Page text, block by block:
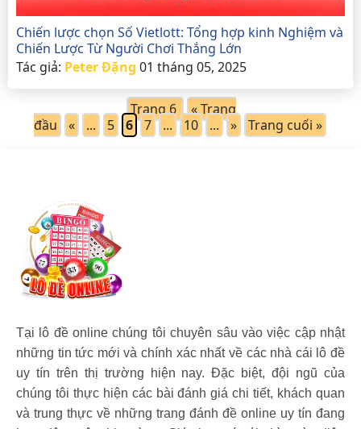
Chiến lược chọn Số Vietlott: Tổng hợp kinh Nghiệm và
Chiến Lược Từ Người Chơi Thắng Lớn
Tác giả: Peter Đặng 01 tháng 05, 2025
Trang 6
« Trang
đầu
« ... 5 6 7 ... 10 ... » Trang cuối »
Tại lô đề online chúng tôi chuyên sâu vào việc cập nhật
những tin tức mới và chính xác nhất về các nhà cái lô đề
uy tín trên thị trường hiện nay. Đặc biệt, đội ngũ của
chúng tôi thực hiện các bài đánh giá chi tiết, khách quan
và trung thực về những trang đánh đề online uy tín đang